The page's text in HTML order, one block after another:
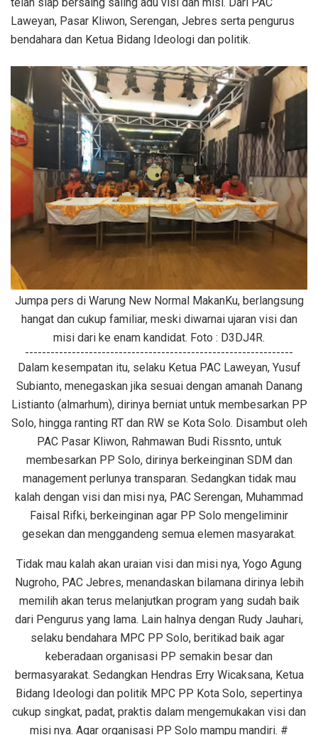
telah siap bersaing saling adu visi dan misi. Dari PAC
Laweyan, Pasar Kliwon, Serengan, Jebres serta pengurus
bendahara dan Ketua Bidang Ideologi dan politik.
Jumpa pers di Warung New Normal MakanKu, berlangsung
hangat dan cukup familiar, meski diwarnai ujaran visi dan
misi dari ke enam kandidat. Foto : D3DJ4R.
---------------------------------------------------------------
Dalam kesempatan itu, selaku Ketua PAC Laweyan, Yusuf
Subianto, menegaskan jika sesuai dengan amanah Danang
Listianto (almarhum), dirinya berniat untuk membesarkan PP
Solo, hingga ranting RT dan RW se Kota Solo. Disambut oleh
PAC Pasar Kliwon, Rahmawan Budi Rissnto, untuk
membesarkan PP Solo, dirinya berkeinginan SDM dan
management perlunya transparan. Sedangkan tidak mau
kalah dengan visi dan misi nya, PAC Serengan, Muhammad
Faisal Rifki, berkeinginan agar PP Solo mengeliminir
gesekan dan menggandeng semua elemen masyarakat.
Tidak mau kalah akan uraian visi dan misi nya, Yogo Agung
Nugroho, PAC Jebres, menandaskan bilamana dirinya lebih
memilih akan terus melanjutkan program yang sudah baik
dari Pengurus yang lama. Lain halnya dengan Rudy Jauhari,
selaku bendahara MPC PP Solo, beritikad baik agar
keberadaan organisasi PP semakin besar dan
bermasyarakat. Sedangkan Hendras Erry Wicaksana, Ketua
Bidang Ideologi dan politik MPC PP Kota Solo, sepertinya
cukup singkat, padat, praktis dalam mengemukakan visi dan
misi nya. Agar organisasi PP Solo mampu mandiri. #